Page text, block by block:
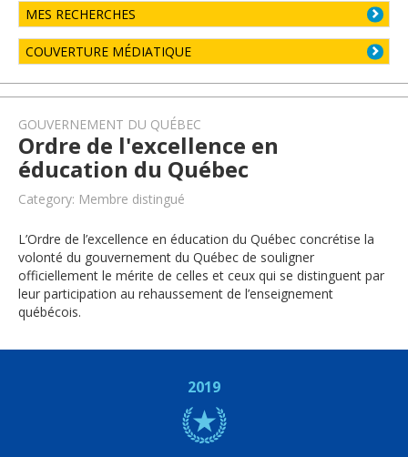
MES RECHERCHES
COUVERTURE MÉDIATIQUE
GOUVERNEMENT DU QUÉBEC
Ordre de l'excellence en
éducation du Québec
Category: Membre distingué
L’Ordre de l’excellence en éducation du Québec concrétise la
volonté du gouvernement du Québec de souligner
officiellement le mérite de celles et ceux qui se distinguent par
leur participation au rehaussement de l’enseignement
québécois.
2019